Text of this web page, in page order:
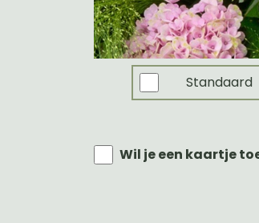
Standaard
Wil je een kaartje